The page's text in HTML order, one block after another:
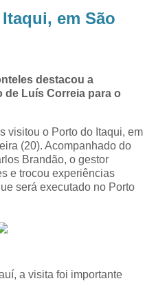
em São
destacou a
Luís Correia para o
visitou o Porto do Itaqui, em
(20). Acompanhado do
Brandão, o gestor
e trocou experiências
será executado no Porto
a visita foi importante